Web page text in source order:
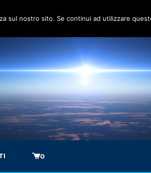
0
sul nostro sito. Se continui ad utilizzare